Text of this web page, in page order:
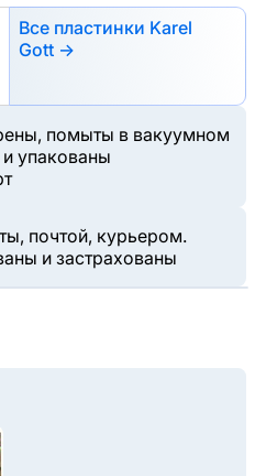
Все пластинки Karel
Gott →
помыты в вакуумном
упакованы
почтой, курьером.
и застрахованы